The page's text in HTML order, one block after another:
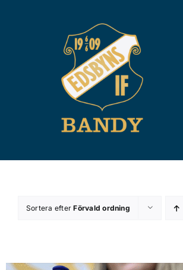
Sortera efterFörvald ordning